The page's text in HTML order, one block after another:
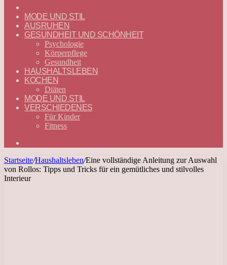
—
DEUTSCH
MODE UND STIL
AUSRUHEN
GESUNDHEIT UND SCHÖNHEIT
Psychologie
Körperpflege
Gesundheit
HAUSHALTSLEBEN
KOCHEN
Diäten
MODE UND STIL
VERSCHIEDENES
Für Kinder
Fitness
Startseite/Haushaltsleben/Eine vollständige Anleitung zur Auswahl
von Rollos: Tipps und Tricks für ein gemütliches und stilvolles
Interieur